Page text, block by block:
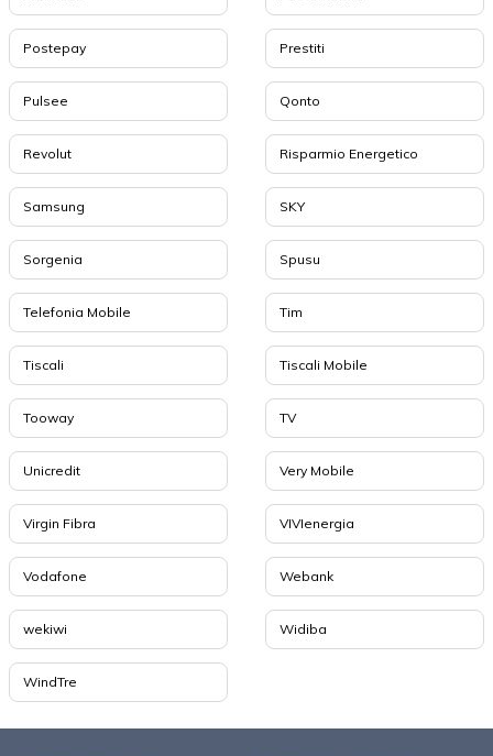
Postepay Prestiti
Pulsee Qonto
Revolut Risparmio Energetico
Samsung SKY
Sorgenia Spusu
Telefonia Mobile Tim
Tiscali Tiscali Mobile
Tooway TV
Unicredit Very Mobile
Virgin Fibra VIVIenergia
Vodafone Webank
wekiwi Widiba
WindTre